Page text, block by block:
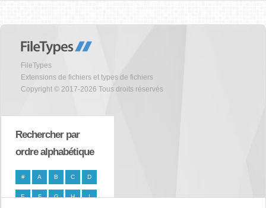
FileTypes
Extensions de fichiers et types de fichiers
Copyright © 2017-2026 Tous droits réservés
Rechercher par
ordre alphabétique
# A B C D
E F G H I